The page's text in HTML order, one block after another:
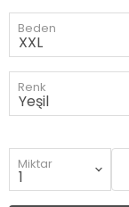
Beden
Renk
Miktar